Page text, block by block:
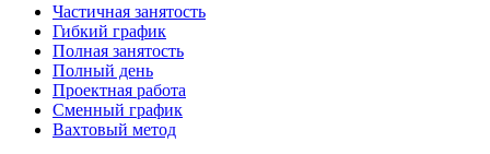
Частичная занятость
Гибкий график
Полная занятость
Полный день
Проектная работа
Сменный график
Вахтовый метод